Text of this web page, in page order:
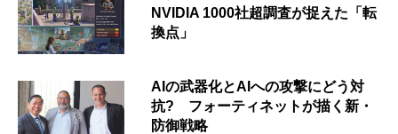
NVIDIA 1000社超調査が捉えた「転
換点」
AIの武器化とAIへの攻撃にどう対
抗? フォーティネットが描く新・
防御戦略